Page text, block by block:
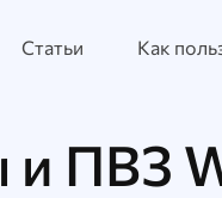
Статьи Как
и ПВЗ